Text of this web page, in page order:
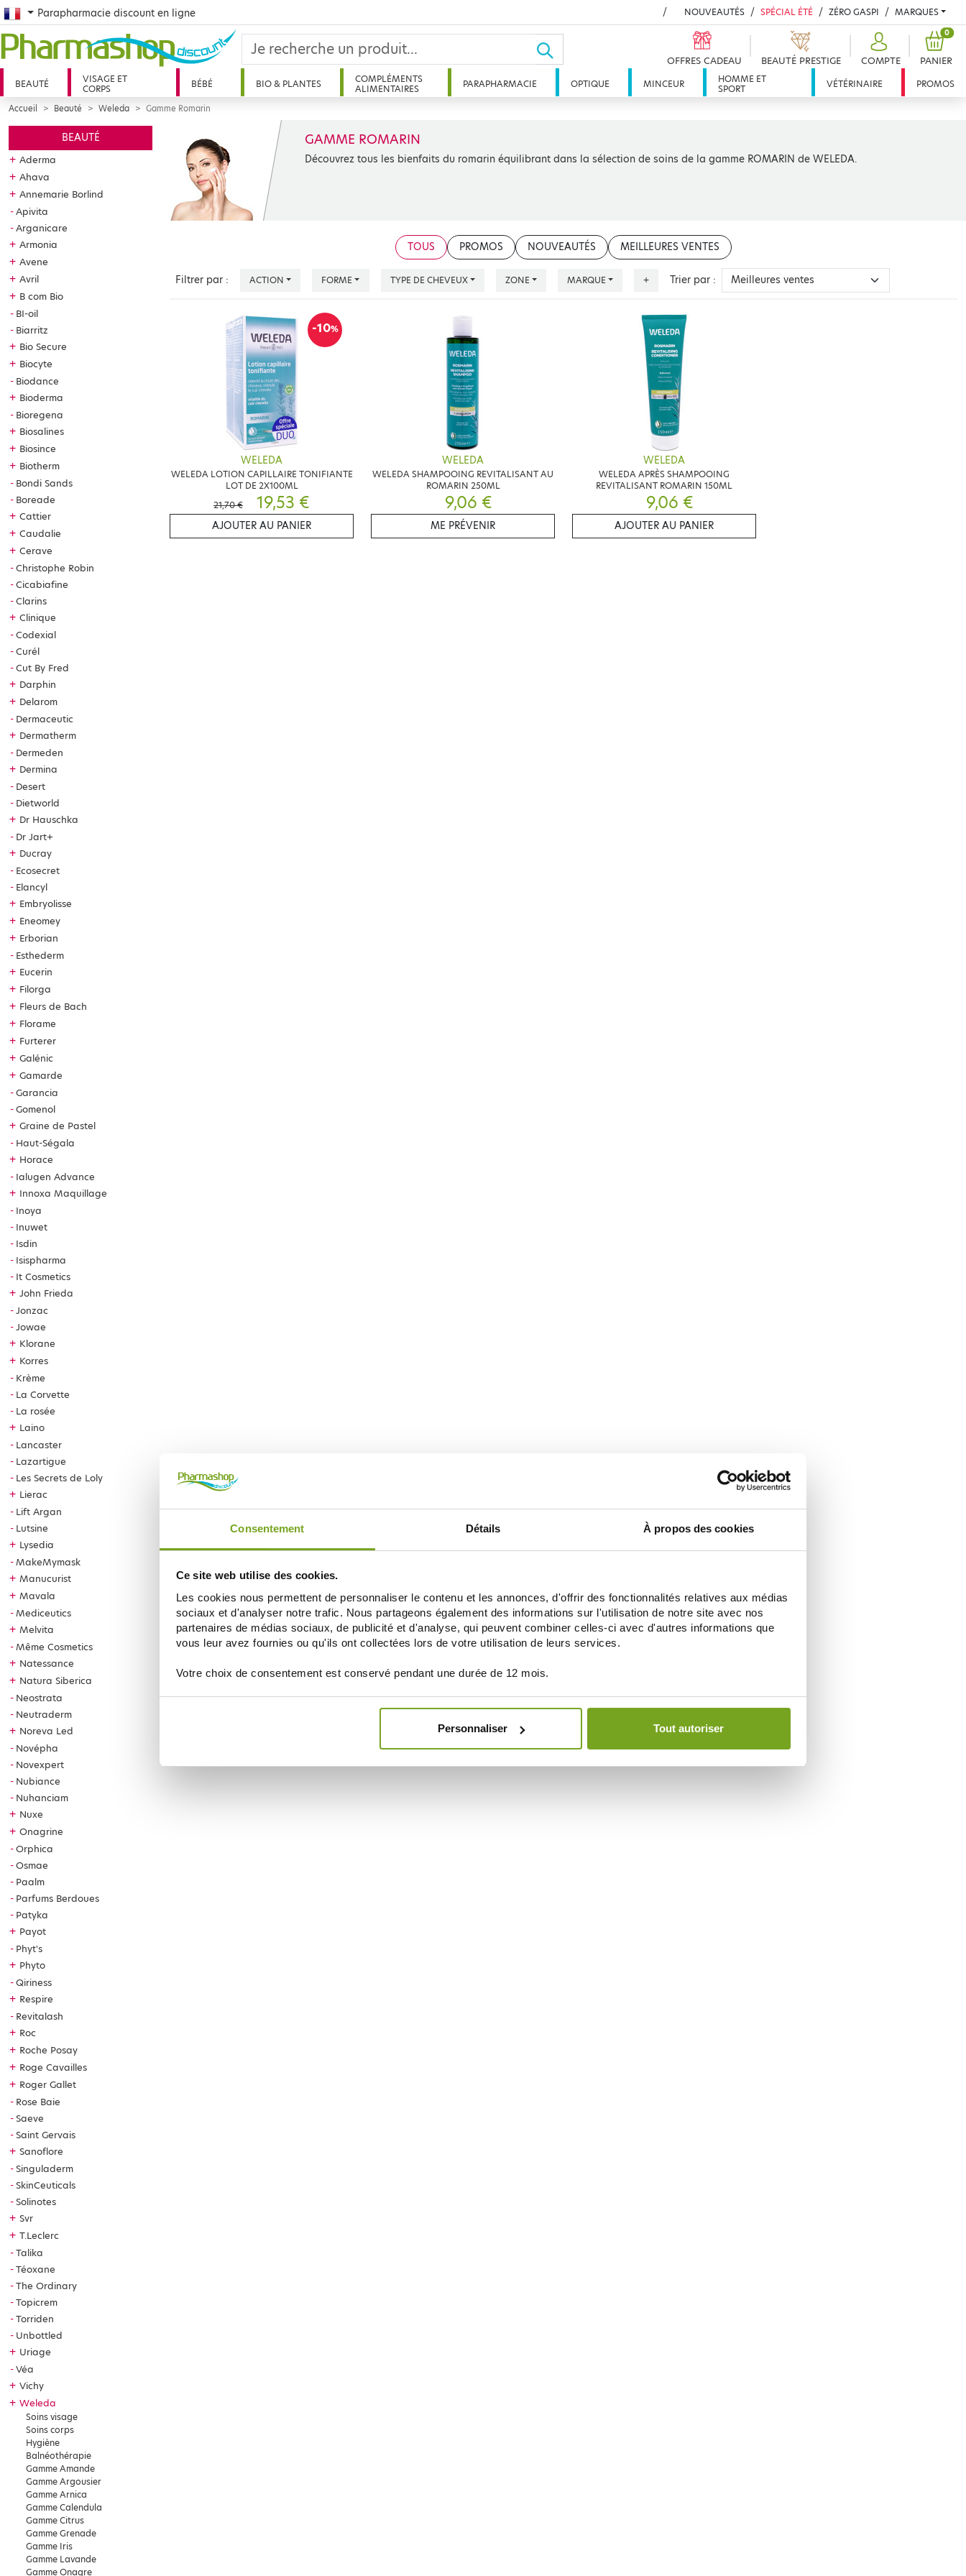
Consentement Détails À propos des cookies
Ce site web utilise des cookies.
Les cookies nous permettent de personnaliser le contenu et les annonces, d'offrir des fonctionnalités relatives aux médias
sociaux et d'analyser notre trafic. Nous partageons également des informations sur l'utilisation de notre site avec nos
partenaires de médias sociaux, de publicité et d'analyse, qui peuvent combiner celles-ci avec d'autres informations que
vous leur avez fournies ou qu'ils ont collectées lors de votre utilisation de leurs services.
Votre choix de consentement est conservé pendant une durée de 12 mois.
Personnaliser Tout autoriser
French
Parapharmacie discount en ligne NOUVEAUTÉS SPÉCIAL ÉTÉ ZÉRO GASPI MARQUES
OFFRES CADEAU BEAUTÉ PRESTIGE COMPTE PANIER
0
BEAUTÉ
VISAGE ET
CORPS
BÉBÉ BIO & PLANTES
COMPLÉMENTS
ALIMENTAIRES
PARAPHARMACIE OPTIQUE MINCEUR
HOMME ET
SPORT
VÉTÉRINAIRE PROMOS
Accueil Beauté Weleda Gamme Romarin
BEAUTÉ
+ Aderma
+ Ahava
+ Annemarie Borlind
Apivita
Arganicare
+ Armonia
+ Avene
+ Avril
+ B com Bio
BI-oil
Biarritz
+ Bio Secure
+ Biocyte
Biodance
+ Bioderma
Bioregena
+ Biosalines
+ Biosince
+ Biotherm
Bondi Sands
Boreade
+ Cattier
+ Caudalie
+ Cerave
Christophe Robin
Cicabiafine
Clarins
+ Clinique
Codexial
Curél
Cut By Fred
+ Darphin
+ Delarom
Dermaceutic
+ Dermatherm
Dermeden
+ Dermina
Desert
Dietworld
+ Dr Hauschka
Dr Jart+
+ Ducray
Ecosecret
Elancyl
+ Embryolisse
+ Eneomey
+ Erborian
Esthederm
+ Eucerin
+ Filorga
+ Fleurs de Bach
+ Florame
+ Furterer
+ Galénic
+ Gamarde
Garancia
Gomenol
+ Graine de Pastel
Haut-Ségala
+ Horace
Ialugen Advance
+ Innoxa Maquillage
Inoya
Inuwet
Isdin
Isispharma
It Cosmetics
+ John Frieda
Jonzac
Jowae
+ Klorane
+ Korres
Krème
La Corvette
La rosée
+ Laino
Lancaster
Lazartigue
Les Secrets de Loly
+ Lierac
Lift Argan
Lutsine
+ Lysedia
MakeMymask
+ Manucurist
+ Mavala
Mediceutics
+ Melvita
Même Cosmetics
+ Natessance
+ Natura Siberica
Neostrata
Neutraderm
+ Noreva Led
Novépha
Novexpert
Nubiance
Nuhanciam
+ Nuxe
+ Onagrine
Orphica
Osmae
Paalm
Parfums Berdoues
Patyka
+ Payot
Phyt's
+ Phyto
Qiriness
+ Respire
Revitalash
+ Roc
+ Roche Posay
+ Roge Cavailles
+ Roger Gallet
Rose Baie
Saeve
Saint Gervais
+ Sanoflore
Singuladerm
SkinCeuticals
Solinotes
+ Svr
+ T.Leclerc
Talika
Téoxane
The Ordinary
Topicrem
Torriden
Unbottled
+ Uriage
Véa
+ Vichy
+ Weleda
Soins visage
Soins corps
Hygiène
Balnéothérapie
Gamme Amande
Gamme Argousier
Gamme Arnica
Gamme Calendula
Gamme Citrus
Gamme Grenade
Gamme Iris
Gamme Lavande
Gamme Onagre
GAMME ROMARIN
Découvrez tous les bienfaits du romarin équilibrant dans la sélection de soins de la gamme ROMARIN de WELEDA.
TOUS PROMOS NOUVEAUTÉS MEILLEURES VENTES
Filtrer par : ACTION FORME TYPE DE CHEVEUX ZONE MARQUE + Trier par :
-10%
WELEDA
WELEDA LOTION CAPILLAIRE TONIFIANTE
LOT DE 2X100ML
21,70 €
19,53 €
AJOUTER AU PANIER
WELEDA
WELEDA SHAMPOOING REVITALISANT AU
ROMARIN 250ML
9,06 €
ME PRÉVENIR
WELEDA
WELEDA APRÈS SHAMPOOING
REVITALISANT ROMARIN 150ML
9,06 €
AJOUTER AU PANIER